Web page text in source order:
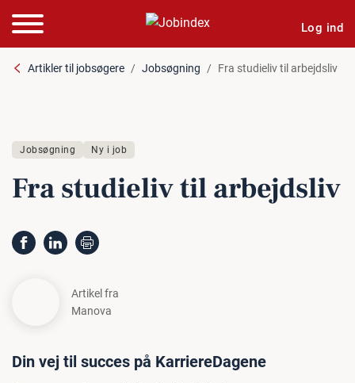
Log ind
Artikler til jobsøgere Jobsøgning Fra studieliv til arbejdsliv
Jobsøgning Ny i job
Fra studieliv til ar­bejds­liv
Artikel fra
Manova
Din vej til succes på KarriereDagene